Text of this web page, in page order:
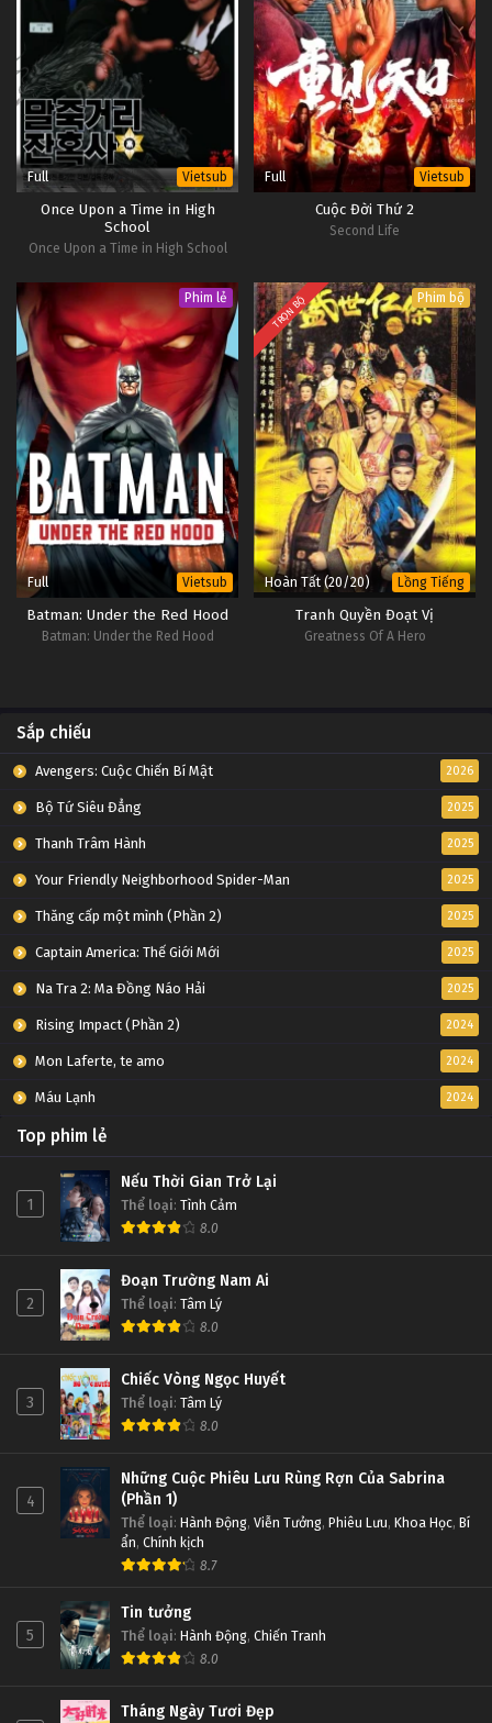
Full Vietsub
Once Upon a Time in High
School
Once Upon a Time in High School
Full Vietsub
Cuộc Đời Thứ 2
Second Life
Phim lẻ
Full Vietsub
Batman: Under the Red Hood
Batman: Under the Red Hood
TRỌN BỘ Phim bộ
Hoàn Tất (20/20) Lồng Tiếng
Tranh Quyền Đoạt Vị
Greatness Of A Hero
Sắp chiếu
Avengers: Cuộc Chiến Bí Mật 2026
Bộ Tứ Siêu Đẳng 2025
Thanh Trâm Hành 2025
Your Friendly Neighborhood Spider-Man 2025
Thăng cấp một mình (Phần 2) 2025
Captain America: Thế Giới Mới 2025
Na Tra 2: Ma Đồng Náo Hải 2025
Rising Impact (Phần 2) 2024
Mon Laferte, te amo 2024
Máu Lạnh 2024
Top phim lẻ
1
Nếu Thời Gian Trở Lại
Thể loại: Tình Cảm
8.0
2
Đoạn Trường Nam Ai
Thể loại: Tâm Lý
8.0
3
Chiếc Vòng Ngọc Huyết
Thể loại: Tâm Lý
8.0
4
Những Cuộc Phiêu Lưu Rùng Rợn Của Sabrina
(Phần 1)
Thể loại: Hành Động, Viễn Tưởng, Phiêu Lưu, Khoa Học, Bí
ẩn, Chính kịch
8.7
5
Tin tưởng
Thể loại: Hành Động, Chiến Tranh
8.0
Tháng Ngày Tươi Đẹp